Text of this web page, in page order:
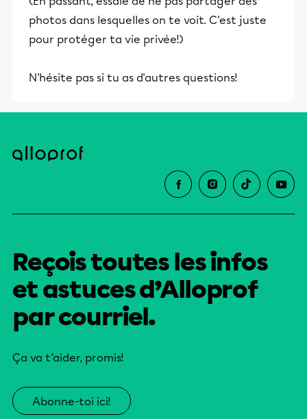
photos dans lesquelles on te voit. C'est juste
pour protéger ta vie privée!)
N'hésite pas si tu as d'autres questions!
Reçois toutes les infos
et astuces d’Alloprof
par courriel.
Ça va t’aider, promis!
Abonne-toi ici!